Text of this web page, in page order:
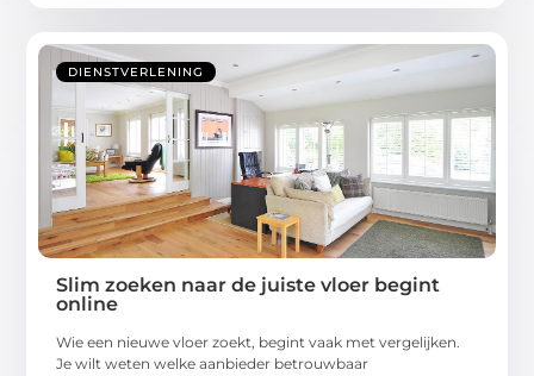
DIENSTVERLENING
Slim zoeken naar de juiste vloer begint
online
Wie een nieuwe vloer zoekt, begint vaak met vergelijken.
Je wilt weten welke aanbieder betrouwbaar